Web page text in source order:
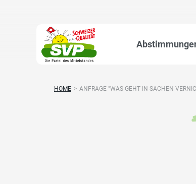
HOME > ANFRAGE "WAS GEHT IN SACHEN